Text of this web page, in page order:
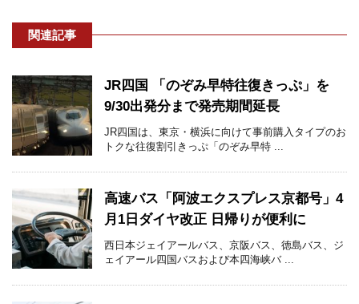
関連記事
JR四国 「のぞみ早特往復きっぷ」を
9/30出発分まで発売期間延長
JR四国は、東京・横浜に向けて事前購入タイプのお
トクな往復割引きっぷ「のぞみ早特 ...
高速バス「阿波エクスプレス京都号」4
月1日ダイヤ改正 日帰りが便利に
西日本ジェイアールバス、京阪バス、徳島バス、ジ
ェイアール四国バスおよび本四海峡バ ...